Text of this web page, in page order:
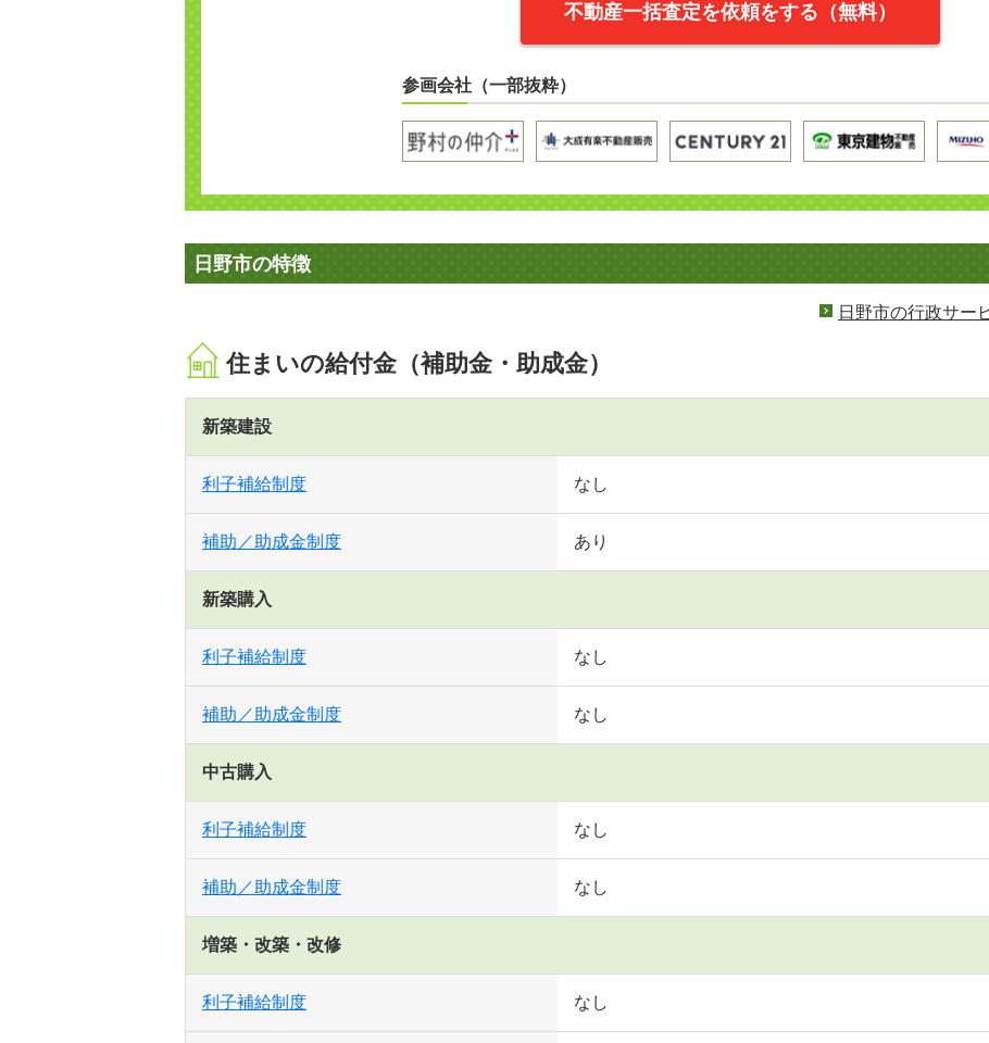
不動産一括査定を依頼をする（無料）
参画会社（一部抜粋）
日野市の特徴
日野市の行政サー
住まいの給付金（補助金・助成金）
新築建設
利子補給制度 なし
補助／助成金制度 あり
新築購入
利子補給制度 なし
補助／助成金制度 なし
中古購入
利子補給制度 なし
補助／助成金制度 なし
増築・改築・改修
利子補給制度 なし